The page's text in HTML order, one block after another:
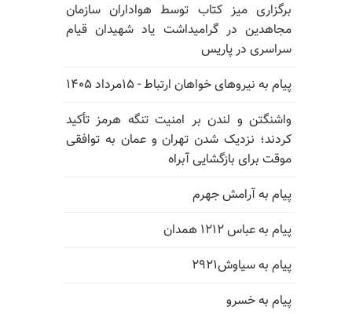
برگزاری میز کتاب توسط هواداران سازمان
مجاهدین در گرامیداشت یاد شهیدان قیام
سراسری در پاریس
پیام به نیروهای خواهان ارتباط - ۱۵مرداد ۱۴۰۵
واشنگتن و لندن بر امنیت تنگه هرمز تأکید
کردند؛ نزدیک شدن تهران و عمان به توافقی
موقت برای بازگشایی آبراه
پیام به آرامش جهرم
پیام به عباس ۱۲۱۲ همدان
پیام به سیاوش۲۹۲۱
پیام به خسرو